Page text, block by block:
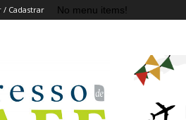
/ Cadastrar No menu items!